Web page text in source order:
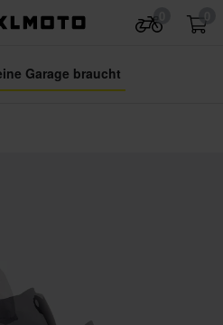
Garage braucht